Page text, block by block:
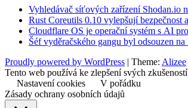
Vyhledávač síťových zařízení Shodan.io
Rust Coreutils 0.10 vylepšují bezpečnost
Cloudflare OS je operační systém s AI
Šéf vyděračského gangu byl odsouzen
Proudly powered by WordPress | Theme: Alizee
Tento web používá ke zlepšení svých
Nastavení cookies
V pořádku
Zásady ochrany osobních údajů